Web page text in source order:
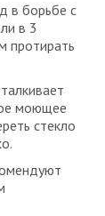
в борьбе с
в 3
протирать
моющее
стекло